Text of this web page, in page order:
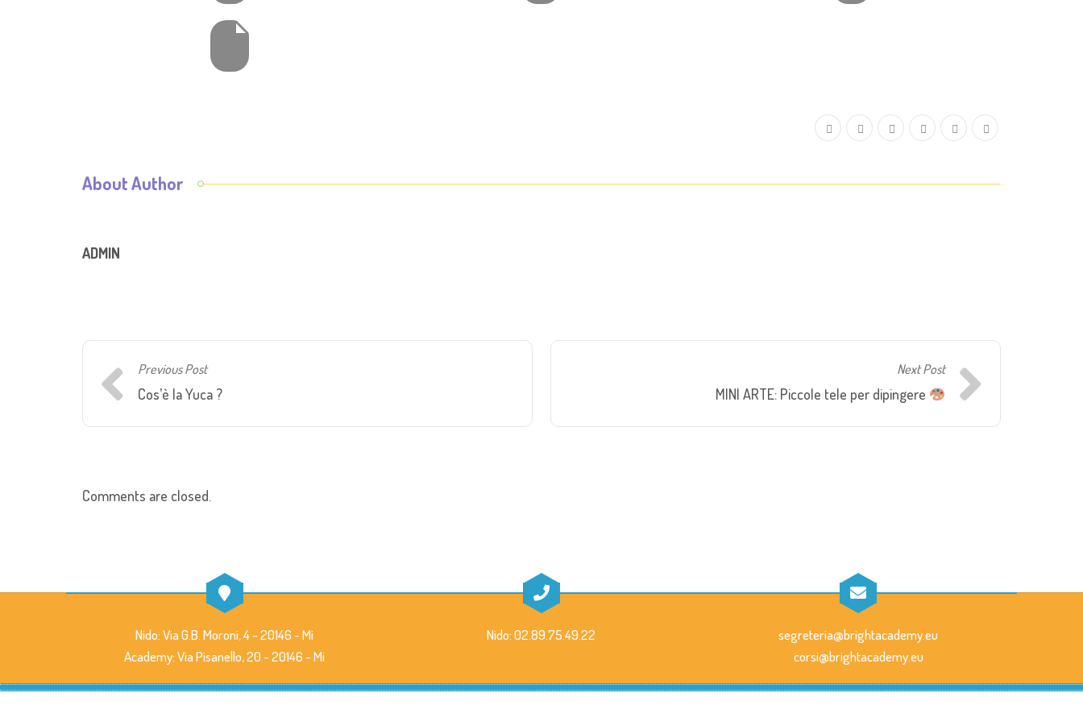
About Author
ADMIN
Previous Post
Cos’è la Yuca ?
Next Post
MINI ARTE: Piccole tele per dipingere
Comments are closed.
Nido: Via G.B. Moroni, 4 - 20146 - Mi
Academy: Via Pisanello, 20 - 20146 - Mi
Nido: 02.89.75.49.22
segreteria@brightacademy.eu
corsi@brightacademy.eu